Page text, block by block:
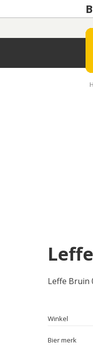
Leffe Bruin
Winkel
Bier merk